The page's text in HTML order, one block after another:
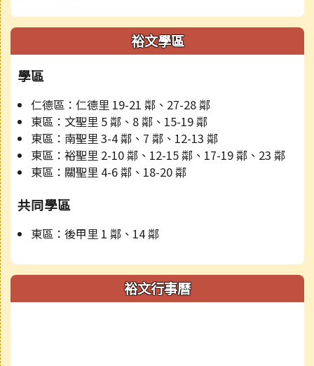
裕文學區
學區
仁德區：仁德里 19-21 鄰、27-28 鄰
東區：文聖里 5 鄰、8 鄰、15-19 鄰
東區：南聖里 3-4 鄰、7 鄰、12-13 鄰
東區：裕聖里 2-10 鄰、12-15 鄰、17-19 鄰、23 鄰
東區：關聖里 4-6 鄰、18-20 鄰
共同學區
東區：後甲里 1 鄰、14 鄰
裕文行事曆